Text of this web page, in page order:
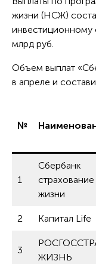
жизни (НСЖ)
млрд руб.
Объем выплат
в апреле и
№
1
Сбербанк
страхование
жизни
2 Капитал Life
3
ЖИЗНЬ